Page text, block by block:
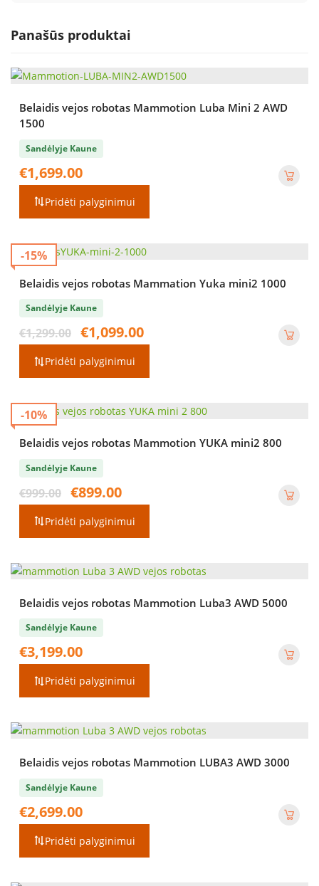
Panašūs produktai
Belaidis vejos robotas Mammotion Luba Mini 2 AWD
1500
Sandėlyje Kaune
€1,699.00
Pridėti palyginimui
-15%
Belaidis vejos robotas Mammation Yuka mini2 1000
Sandėlyje Kaune
€1,299.00
Original
price
was:
€1,299.00.
€1,099.00
Pridėti palyginimui
-10%
Belaidis vejos robotas Mammotion YUKA mini2 800
Sandėlyje Kaune
€999.00
Original
price
was:
€999.00.
€899.00
€899.00.
Pridėti palyginimui
Belaidis vejos robotas Mammotion Luba3 AWD 5000
Sandėlyje Kaune
€3,199.00
Pridėti palyginimui
Belaidis vejos robotas Mammotion LUBA3 AWD 3000
Sandėlyje Kaune
€2,699.00
Pridėti palyginimui